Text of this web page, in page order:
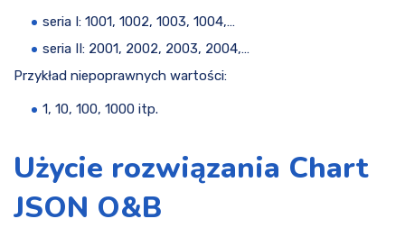
seria I: 1001, 1002, 1003, 1004,…
seria II: 2001, 2002, 2003, 2004,…
Przykład niepoprawnych wartości:
1, 10, 100, 1000 itp.
Użycie rozwiązania Chart
JSON O&B